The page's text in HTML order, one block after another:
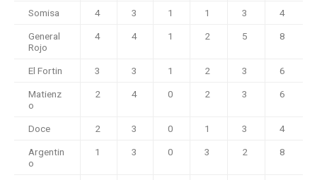
Somisa 4 3 1 1 3 4
General
Rojo
4 4 1 2 5 8
El Fortin 3 3 1 2 3 6
Matienz
o
2 4 0 2 3 6
Doce 2 3 0 1 3 4
Argentin
o
1 3 0 3 2 8